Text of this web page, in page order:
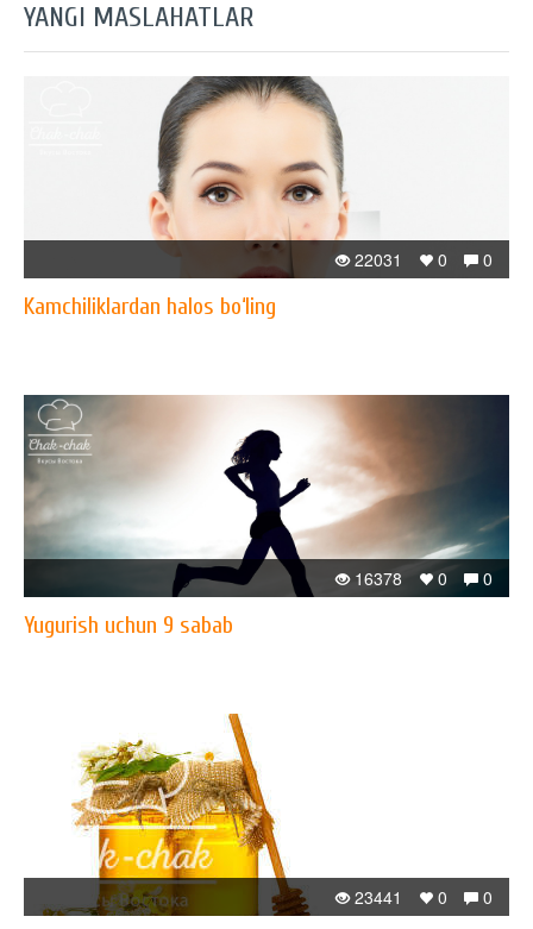
YANGI MASLAHATLAR
0
0
22031
Kamchiliklardan halos bo‘ling
0
0
16378
Yugurish uchun 9 sabab
0
0
23441